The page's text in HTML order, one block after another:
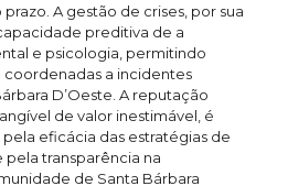
A gestão de crises, por sua
preditiva de a
e psicologia, permitindo
coordenadas a incidentes
D’Oeste. A reputação
de valor inestimável, é
eficácia das estratégias de
pela transparência na
de Santa Bárbara